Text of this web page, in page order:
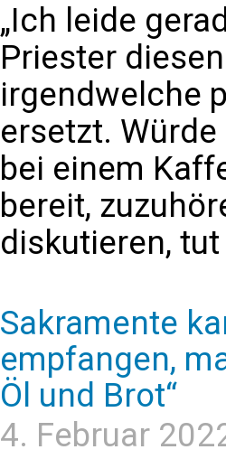
„Ich leide
Priester
irgendwelche
ersetzt.
bei einem
bereit,
diskutieren,
Sakramente
empfangen,
Öl und Brot“
4. Februar